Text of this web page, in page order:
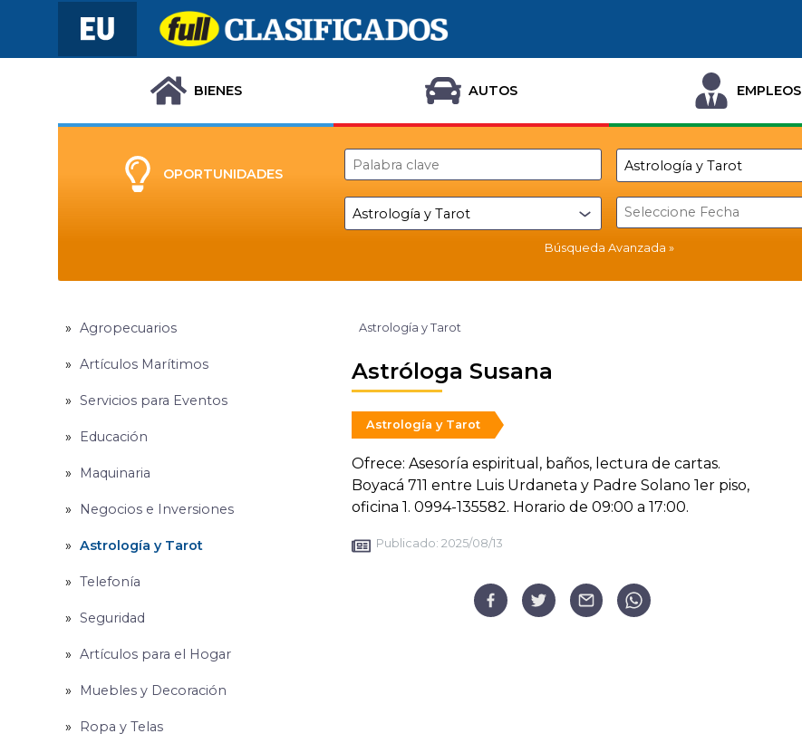
BIENES AUTOS EMPLEOS
OPORTUNIDADES
Búsqueda Avanzada
Agropecuarios
Artículos Marítimos
Servicios para Eventos
Educación
Maquinaria
Negocios e Inversiones
Astrología y Tarot
Telefonía
Seguridad
Artículos para el Hogar
Muebles y Decoración
Ropa y Telas
Astrología y Tarot
Astróloga Susana
Astrología y Tarot
Ofrece: Asesoría espiritual, baños, lectura de cartas.
Boyacá 711 entre Luis Urdaneta y Padre Solano 1er piso,
oficina 1. 0994-135582. Horario de 09:00 a 17:00.
Publicado: 2025/08/13